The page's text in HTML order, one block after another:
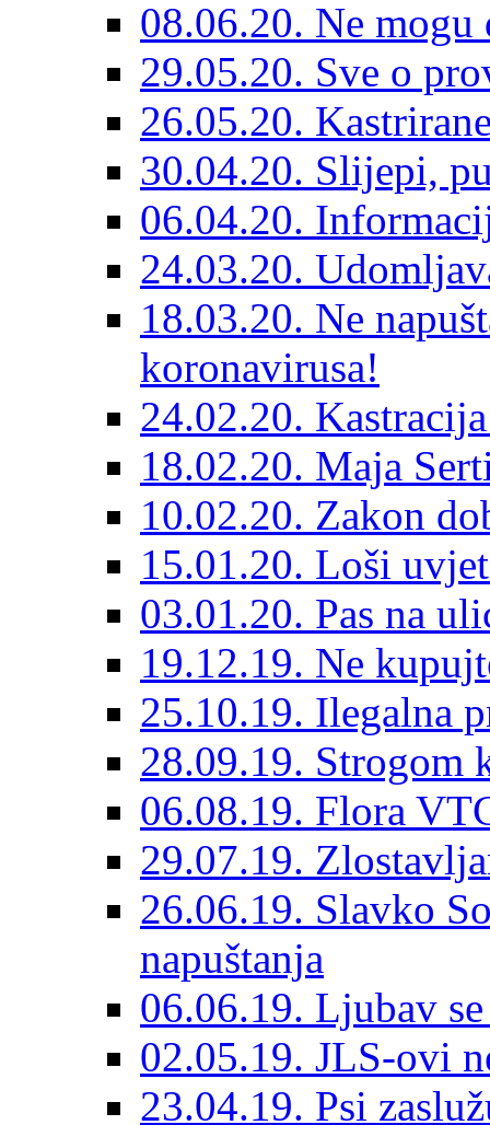
08.06.20. Ne
29.05.20. Sve o
26.05.20.
30.04.20. Slijepi,
06.04.20.
24.03.20.
18.03.20. Ne
koronavirusa!
24.02.20.
18.02.20. Maja
10.02.20. Zakon
15.01.20. Loši
03.01.20. Pas na
19.12.19. Ne
25.10.19. Ilegalna
28.09.19. Strogom
06.08.19. Flora
29.07.19.
26.06.19. Slavko
napuštanja
06.06.19. Ljubav
02.05.19. JLS-ovi
23.04.19. Psi